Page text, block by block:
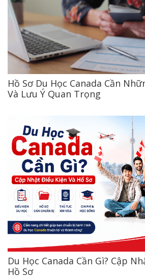
Hồ Sơ Du Học Canada Cần
Và Lưu Ý Quan Trọng
Du Học Canada Cần Gì? Cập
Hồ Sơ